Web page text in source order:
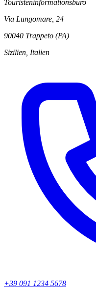
Touristeninformationsbüro
Via Lungomare, 24
90040 Trappeto (PA)
Sizilien, Italien
+39 091 1234 5678